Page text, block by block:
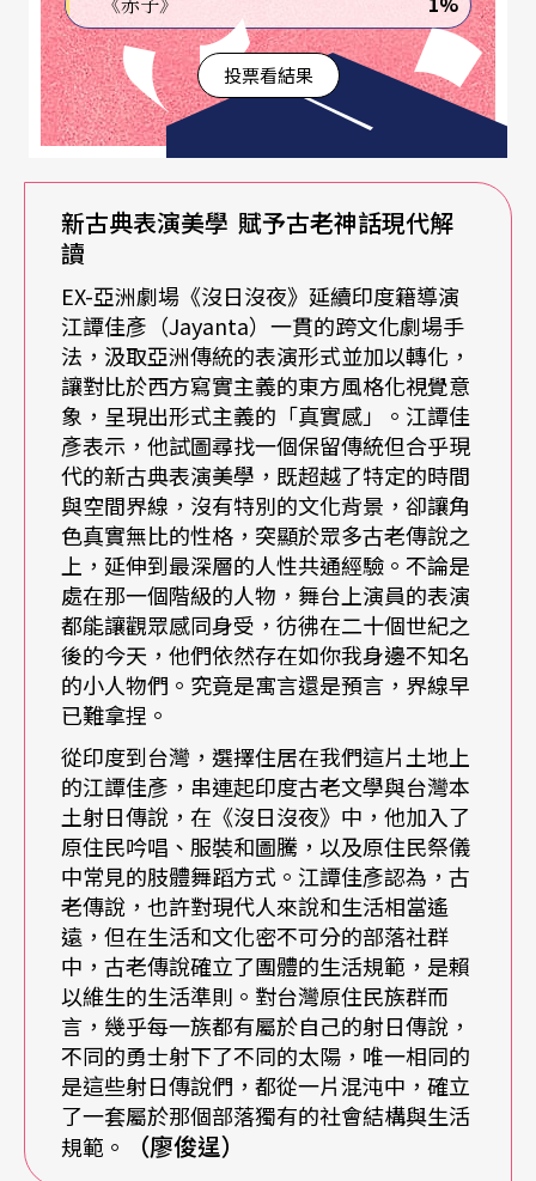
以當地古老語言藏蒙語（Tibeto-mongoloid）記
載，作者佚名，為座落於印度與緬甸邊界的Manipu
r省部落中的故事，以詩和散文的方式寫成的古典文
學劇本。故事中以兩個太陽隱喻著兩個統治者，閃
耀著光芒且擁有無限權力。故事中兩個太陽兄弟輪
流執政，人民卻在其中受苦，暗喻人民被兩個強大
力量左右拉扯著，故事中平民百姓份子不惜犧牲自
己的生命，領導群眾重新建立自己的系統。詩意中
的人物階級關係，利用風格化的演員身體將角色的
情緒外顯和誇大，同時代表著傳說中的太陽，以及
現實中的君王，在「預言」與「寓言」的層層鋪陳
互相隱喻下，開展出一豐富的文本層次。觀眾若仔
細將這些意象層層剝開，更可感受到深藏於印度原
作之中的共通人性，可以存在於各個文化背景，可
以存在於西元一世紀，也可以存在於廿一世紀。
傳說中的模糊角色在現代劇場中更見個性
原本在故事中被一筆帶過的孿生王們，在這次EX-亞
洲劇團的製作中卻發展出冏異又立體的人格特質：
哥哥威震四方，搞不好就像是唐太宗那樣的君王，
他認定高效率的勞力才是讓國家興盛的唯一要素；
弟弟優柔寡斷，宋徽宗說不定就是這樣的形象。他
們沒有一人覺得自己的所作所為是在荼毒人民，反
而深信自己就像太陽一樣，人民少了他們萬萬不
行。兩個君王的小跟班也在這次的製作中，被塑造
了活靈活現的人格，似乎已不能以「反派」來加以
標籤分類。他狐假虎威地跟在大王後面，剝削人民
投票看結果
新古典表演美學 賦予古老神話現代解
讀
EX-亞洲劇場《沒日沒夜》延續印度籍導演
江譚佳彥（Jayanta）一貫的跨文化劇場手
法，汲取亞洲傳統的表演形式並加以轉化，
讓對比於西方寫實主義的東方風格化視覺意
象，呈現出形式主義的「真實感」。江譚佳
彥表示，他試圖尋找一個保留傳統但合乎現
代的新古典表演美學，既超越了特定的時間
與空間界線，沒有特別的文化背景，卻讓角
色真實無比的性格，突顯於眾多古老傳說之
上，延伸到最深層的人性共通經驗。不論是
處在那一個階級的人物，舞台上演員的表演
都能讓觀眾感同身受，彷彿在二十個世紀之
後的今天，他們依然存在如你我身邊不知名
的小人物們。究竟是寓言還是預言，界線早
已難拿捏。
從印度到台灣，選擇住居在我們這片土地上
的江譚佳彥，串連起印度古老文學與台灣本
土射日傳說，在《沒日沒夜》中，他加入了
原住民吟唱、服裝和圖騰，以及原住民祭儀
中常見的肢體舞蹈方式。江譚佳彥認為，古
老傳說，也許對現代人來說和生活相當遙
遠，但在生活和文化密不可分的部落社群
中，古老傳說確立了團體的生活規範，是賴
以維生的生活準則。對台灣原住民族群而
言，幾乎每一族都有屬於自己的射日傳說，
不同的勇士射下了不同的太陽，唯一相同的
是這些射日傳說們，都從一片混沌中，確立
了一套屬於那個部落獨有的社會結構與生活
規範。
（廖俊逞）